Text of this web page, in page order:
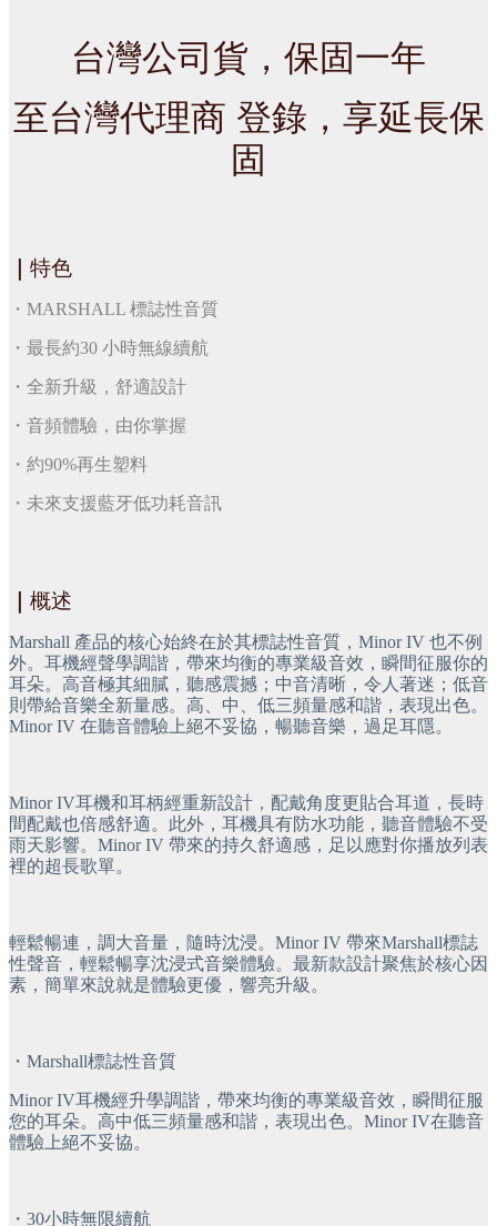
台灣公司貨，保固一年
至台灣代理商 登錄，享延長保
固
特色
・MARSHALL 標誌性音質
・最長約30 小時無線續航
・全新升級，舒適設計
・音頻體驗，由你掌握
・約90%再生塑料
・未來支援藍牙低功耗音訊
概述
Marshall 產品的核心始終在於其標誌性音質，Minor IV 也不例
外。耳機經聲學調諧，帶來均衡的專業級音效，瞬間征服你的
耳朵。高音極其細膩，聽感震撼；中音清晰，令人著迷；低音
則帶給音樂全新量感。高、中、低三頻量感和諧，表現出色。
Minor IV 在聽音體驗上絕不妥協，暢聽音樂，過足耳隱。
Minor IV耳機和耳柄經重新設計，配戴角度更貼合耳道，長時
間配戴也倍感舒適。此外，耳機具有防水功能，聽音體驗不受
雨天影響。Minor IV 帶來的持久舒適感，足以應對你播放列表
裡的超長歌單。
輕鬆暢連，調大音量，隨時沈浸。Minor IV 帶來Marshall標誌
性聲音，輕鬆暢享沈浸式音樂體驗。最新款設計聚焦於核心因
素，簡單來說就是體驗更優，響亮升級。
・Marshall標誌性音質
Minor IV耳機經升學調諧，帶來均衡的專業級音效，瞬間征服
您的耳朵。高中低三頻量感和諧，表現出色。Minor IV在聽音
體驗上絕不妥協。
・30小時無限續航